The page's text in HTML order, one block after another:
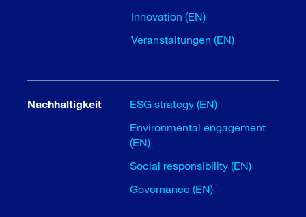
Innovation (EN)
Veranstaltungen (EN)
Nachhaltigkeit
ESG strategy (EN)
Environmental engagement
(EN)
Social responsibility (EN)
Governance (EN)